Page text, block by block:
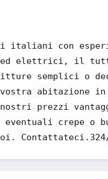
italiani con
elettrici, il tutto
semplici o
abitazione in
prezzi
eventuali crepe
Contattateci.324/